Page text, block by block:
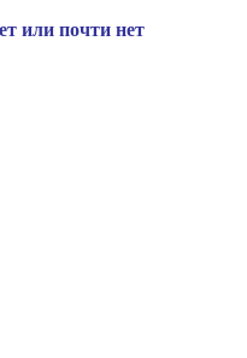
или почти нет